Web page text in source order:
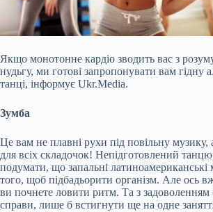
Якщо монотонне кардіо зводить вас з
нудьгу, ми готові запропонувати вам гідну
танці, інформує Ukr.Media.
Зумба
Це вам не плавні рухи під повільну музику,
для всіх складочок! Непідготовлений
подумати, що запальні латиноамериканські
того, щоб підбадьорити організм. Але ось
ви почнете ловити ритм. Та з задоволенням
справи, лише б встигнути ще на одне